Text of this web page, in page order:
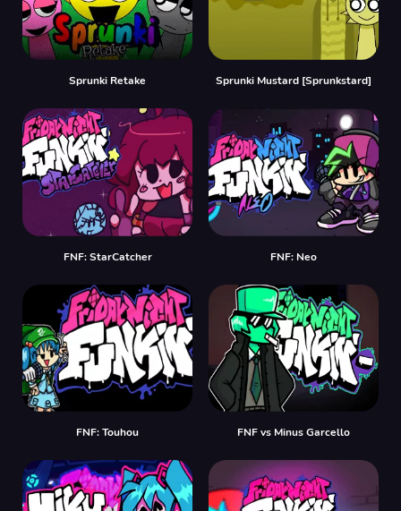
Sprunki Retake Sprunki Mustard [Sprunkstard]
FNF: StarCatcher FNF: Neo
FNF: Touhou FNF vs Minus Garcello